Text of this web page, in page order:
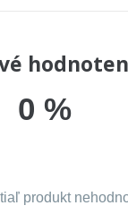
0 %
produkt